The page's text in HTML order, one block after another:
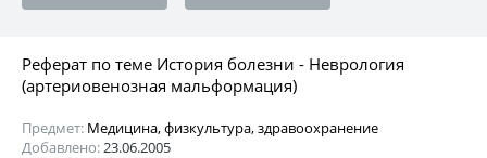
Реферат по теме История болезни - Неврология
(артериовенозная мальформация)
Предмет: Медицина, физкультура, здравоохранение
Добавлено:23.06.2005